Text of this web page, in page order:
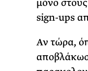
sign-ups
Αν τώρα,